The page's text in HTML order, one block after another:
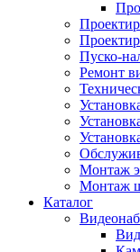
Пуско-
Ремонт
Монтаж
Монтаж
Каталог